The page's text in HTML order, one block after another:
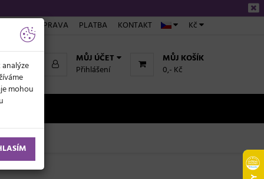
Kč
DOPRAVA PLATBA KONTAKT
MŮJ KOŠÍK
0,- Kč
MŮJ ÚČET
Přihlášení
mohou